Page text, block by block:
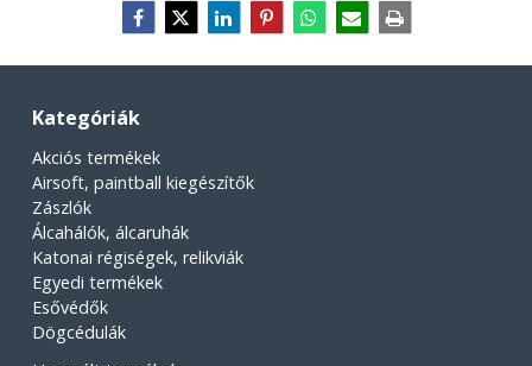
Kategóriák
Akciós termékek
Airsoft, paintball kiegészítők
Zászlók
Álcahálók, álcaruhák
Katonai régiségek, relikviák
Egyedi termékek
Esővédők
Dögcédulák